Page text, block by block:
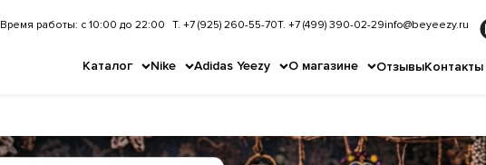
Каталог Nike Adidas Yeezy О магазине ОтзывыКонтакты
Время работы: с 10:00 до 22:00 Т. +7 (925) 260-55-70Т. +7 (499) 390-02-29info@beyeezy.ru